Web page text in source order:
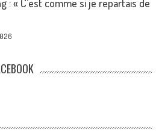
: « C’est comme si je repartais de